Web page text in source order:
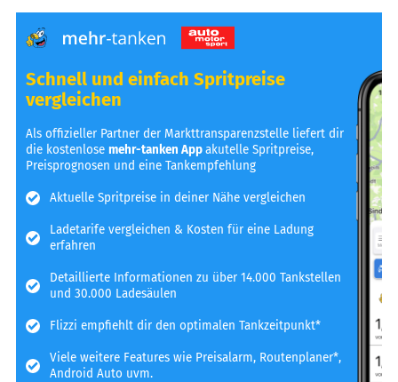
Schnell und einfach Spritpreise
vergleichen
Als offizieller Partner der Markttransparenzstelle liefert dir
die kostenlosemehr-tanken Appakutelle Spritpreise,
Preisprognosen und eine Tankempfehlung
Aktuelle Spritpreise in deiner Nähe vergleichen
Ladetarife vergleichen & Kosten für eine Ladung
erfahren
Detaillierte Informationen zu über 14.000 Tankstellen
und 30.000 Ladesäulen
Flizzi empfiehlt dir den optimalen Tankzeitpunkt*
Viele weitere Features wie Preisalarm, Routenplaner*,
Android Auto uvm.